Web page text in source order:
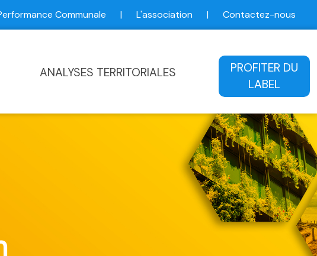
Communale | L'association | Contactez-nous
ANALYSES TERRITORIALES
PROFITER DU
LABEL